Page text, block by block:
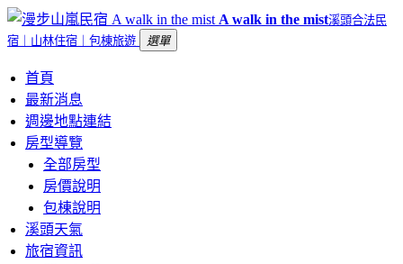
A walk in the mist溪頭合法民
宿｜山林住宿｜包棟旅遊
選單
首頁
最新消息
週邊地點連結
房型導覽
全部房型
房價說明
包棟說明
溪頭天氣
旅宿資訊